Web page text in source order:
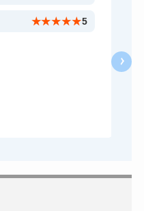
10,780円～(税込)
★★★★★5